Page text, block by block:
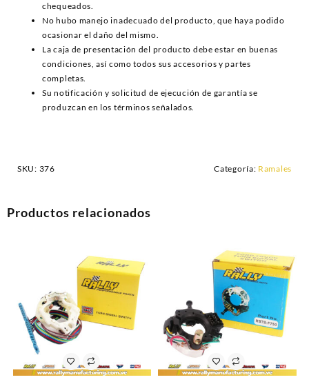
chequeados.
No hubo manejo inadecuado del producto, que haya podido
ocasionar el daño del mismo.
La caja de presentación del producto debe estar en buenas
condiciones, así como todos sus accesorios y partes
completas.
Su notificación y solicitud de ejecución de garantía se
produzcan en los términos señalados.
SKU: 376 Categoría: Ramales
Productos relacionados